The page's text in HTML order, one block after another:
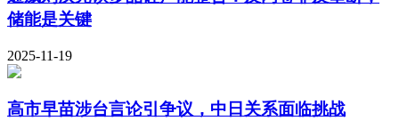
储能是关键
2025-11-19
高市早苗涉台言论引争议，中日关系面临挑战